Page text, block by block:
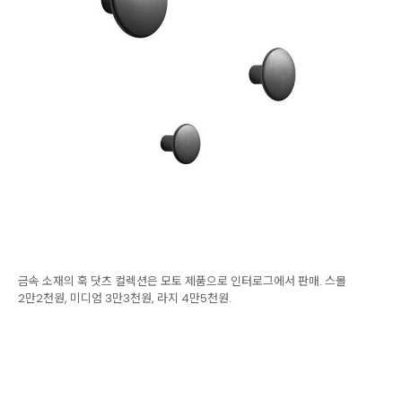
금속 소재의 훅 닷츠 컬렉션은 모토 제품으로 인터로그에서 판매. 스몰
2만2천원, 미디엄 3만3천원, 라지 4만5천원.